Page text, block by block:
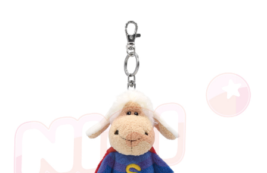
３．安心：先確認商品／服務後，再付款。
１．於結帳方式選擇「AFTEE先享後付」後，將跳轉至「AFTEE先享後付」
結帳頁面，進行簡訊認證並確認金額後，即可完成結帳。
２．訂單成立數日內，您將收到繳費通知簡訊。
３．收到繳費通知簡訊後14天內，點擊此簡訊中的連結，可透過四大超商／
※ 請注意：結帳手續完成當下不需立刻繳費，但若您需要取消訂單，請聯絡
購買商品的店家。未經商家同意取消之訂單仍視為有效，需透過AFTEE先享
後付繳納相關費用。
※ 交易是否成功請以「AFTEE先享後付 」之結帳頁面顯示為準，若有關於
是否繳費成功／繳費後需取消欲退款等相關疑問，請聯繫「AFTEE先享後付
https://netprotections.freshdesk.com/support/home
每筆NT$100，滿NT$490(含以上)免運費
每筆NT$100，滿NT$490(含以上)免運費
每筆NT$100，滿NT$990(含以上)免運費